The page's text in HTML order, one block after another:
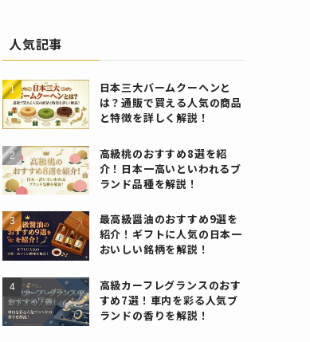
人気記事
日本三大バームクーヘンと
は？通販で買える人気の商品
と特徴を詳しく解説！
高級桃のおすすめ8選を紹
介！日本一高いといわれるブ
ランド品種を解説！
最高級醤油のおすすめ9選を
紹介！ギフトに人気の日本一
おいしい銘柄を解説！
高級カーフレグランスのおす
すめ7選！車内を彩る人気ブ
ランドの香りを解説！